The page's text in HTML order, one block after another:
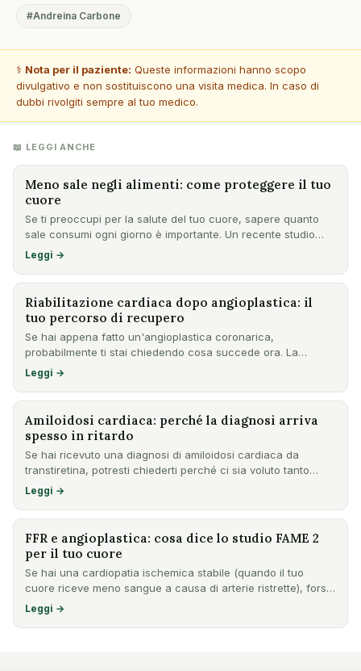
#Andreina Carbone
⚕️ Nota per il paziente: Queste informazioni hanno scopo
divulgativo e non sostituiscono una visita medica. In caso di
dubbi rivolgiti sempre al tuo medico.
📖 LEGGI ANCHE
Meno sale negli alimenti: come proteggere il tuo
cuore
Se ti preoccupi per la salute del tuo cuore, sapere quanto
sale consumi ogni giorno è importante. Un recente studio
ing…
Leggi →
Riabilitazione cardiaca dopo angioplastica: il
tuo percorso di recupero
Se hai appena fatto un'angioplastica coronarica,
probabilmente ti stai chiedendo cosa succede ora. La
riabilitazione ca…
Leggi →
Amiloidosi cardiaca: perché la diagnosi arriva
spesso in ritardo
Se hai ricevuto una diagnosi di amiloidosi cardiaca da
transtiretina, potresti chiederti perché ci sia voluto tanto
tem…
Leggi →
FFR e angioplastica: cosa dice lo studio FAME 2
per il tuo cuore
Se hai una cardiopatia ischemica stabile (quando il tuo
cuore riceve meno sangue a causa di arterie ristrette), forse
t…
Leggi →